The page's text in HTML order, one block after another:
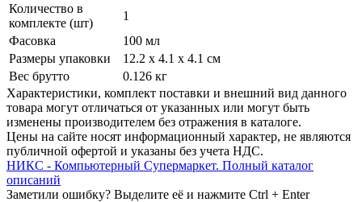
Количество в
комплекте (шт)
1
Фасовка
100 мл
Размеры упаковки
12.2 x 4.1 x 4.1 см
Вес брутто
0.126 кг
Xарактеристики, комплект поставки и внешний вид данного
товара могут отличаться от указанных или могут быть
изменены производителем без отражения в каталоге.
Цены на сайте носят информационный характер, не являются
публичной офертой и указаны без учета НДС.
НИКС - Компьютерный Cупермаркет. Полный каталог
описаний
Заметили ошибку? Выделите её и нажмите Ctrl + Enter